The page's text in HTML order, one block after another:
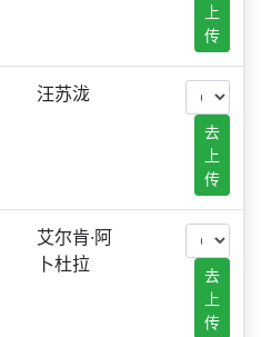
上
传
汪苏泷
去
上
传
艾尔肯·阿
卜杜拉
去
上
传